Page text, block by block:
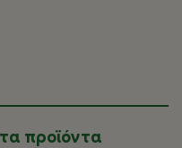
προϊόντα